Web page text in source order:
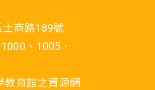
商路189號
、1005．
教育館之資源網